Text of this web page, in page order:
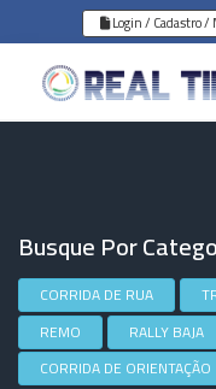
Login / Cadastro /
Busque Por
CORRIDA DE RUA
REMO
RALLY BAJA
CORRIDA DE ORIENTAÇÃO